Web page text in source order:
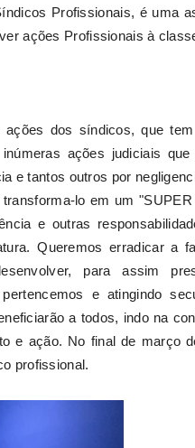
Profissionais, é uma
ações Profissionais à
ações dos síndicos, que
ações judiciais
e tantos outros por
lo em um
e outras
Queremos erradicar a
para assim
e atingindo
a todos, indo na
e ação. No final de março
profissional.